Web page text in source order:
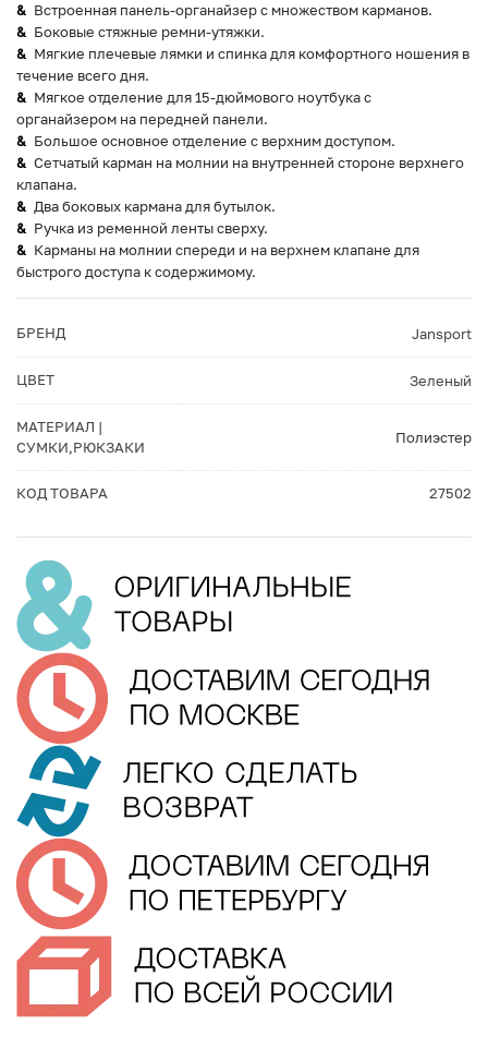
Встроенная панель-органайзер с множеством карманов.
Боковые стяжные ремни-утяжки.
Мягкие плечевые лямки и спинка для комфортного ношения в
течение всего дня.
Мягкое отделение для 15-дюймового ноутбука с
органайзером на передней панели.
Большое основное отделение с верхним доступом.
Сетчатый карман на молнии на внутренней стороне верхнего
клапана.
Два боковых кармана для бутылок.
Ручка из ременной ленты сверху.
Карманы на молнии спереди и на верхнем клапане для
быстрого доступа к содержимому.
БРЕНД Jansport
ЦВЕТ Зеленый
МАТЕРИАЛ |
СУМКИ,РЮКЗАКИ
Полиэстер
КОД ТОВАРА 27502